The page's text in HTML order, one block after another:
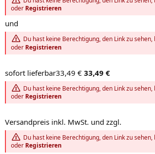
oder Registrieren
und
Du hast keine Berechtigung, den Link zu
oder Registrieren
sofort lieferbar33,49 € 33,49 €
Du hast keine Berechtigung, den Link zu
oder Registrieren
Versandpreis inkl. MwSt. und zzgl.
Du hast keine Berechtigung, den Link zu
oder Registrieren